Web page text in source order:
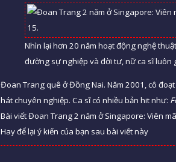
Nhìn lại hơn 20 năm hoạt động nghệ
đường sự nghiệp và đời tư, nữ ca sĩ luôn
Đoan Trang quê ở Đồng Nai. Năm 2001, cô
hát chuyên nghiệp. Ca sĩ có nhiều bản hit như:
Bài viết Đoan Trang 2 năm ở Singapore: Viên
Hay để lại ý kiến của bạn sau bài viết này